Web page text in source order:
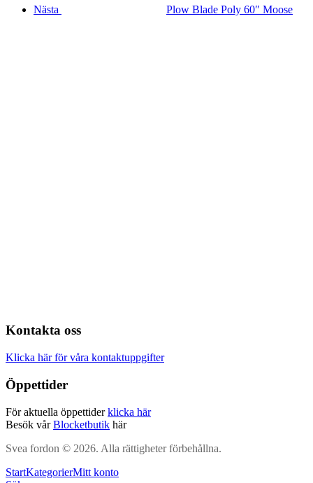
Nästa Plow Blade Poly 60″ Moose
Kontakta oss
Klicka här för våra kontaktuppgifter
Öppettider
För aktuella öppettiderklicka här
Besök vårBlocketbutik här
Svea fordon © 2026. Alla rättigheter förbehållna.
StartKategorierMitt konto